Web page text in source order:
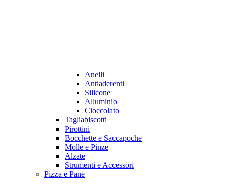
Anelli
Antiaderenti
Silicone
Alluminio
Cioccolato
Tagliabiscotti
Pirottini
Bocchette e Saccapoche
Molle e Pinze
Alzate
Strumenti e Accessori
Pizza e Pane